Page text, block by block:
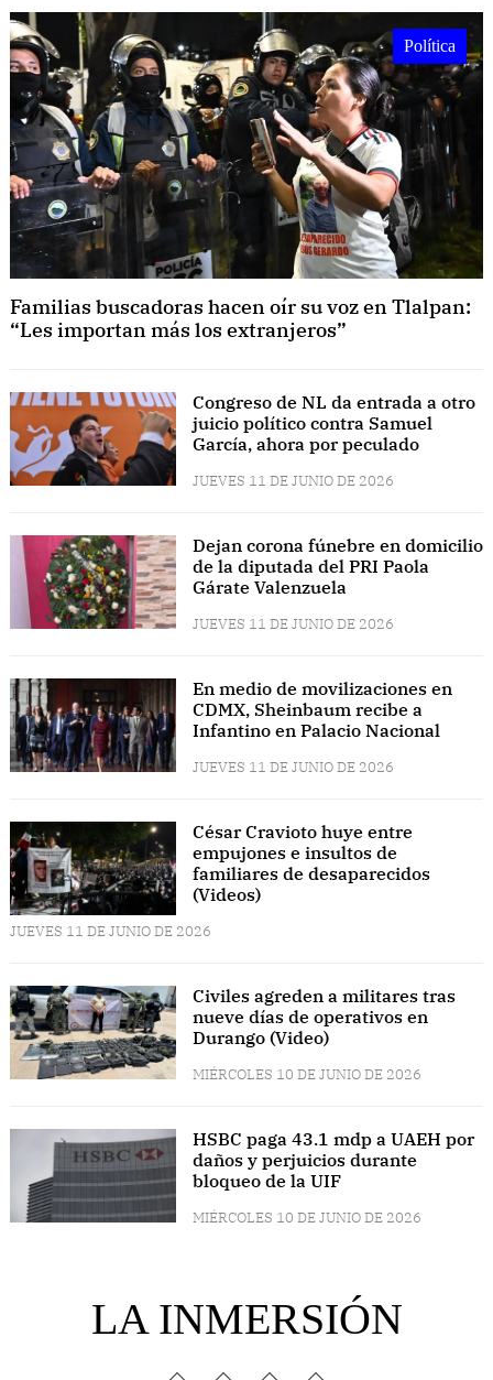
Política
Familias buscadoras hacen oír su voz en Tlalpan:
“Les importan más los extranjeros”
Congreso de NL da entrada a otro
juicio político contra Samuel
García, ahora por peculado
JUEVES 11 DE JUNIO DE 2026
Dejan corona fúnebre en domicilio
de la diputada del PRI Paola
Gárate Valenzuela
JUEVES 11 DE JUNIO DE 2026
En medio de movilizaciones en
CDMX, Sheinbaum recibe a
Infantino en Palacio Nacional
JUEVES 11 DE JUNIO DE 2026
César Cravioto huye entre
empujones e insultos de
familiares de desaparecidos
(Videos)
JUEVES 11 DE JUNIO DE 2026
Civiles agreden a militares tras
nueve días de operativos en
Durango (Video)
MIÉRCOLES 10 DE JUNIO DE 2026
HSBC paga 43.1 mdp a UAEH por
daños y perjuicios durante
bloqueo de la UIF
MIÉRCOLES 10 DE JUNIO DE 2026
LA INMERSIÓN